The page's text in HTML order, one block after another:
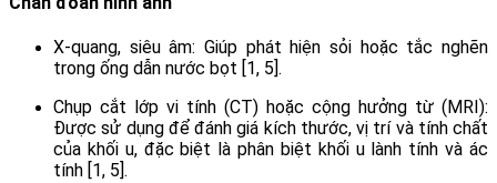
X-quang, siêu âm: Giúp phát hiện sỏi hoặc tắc nghẽn
trong ống dẫn nước bọt [1, 5].
Chụp cắt lớp vi tính (CT) hoặc cộng hưởng từ (MRI):
Được sử dụng để đánh giá kích thước, vị trí và tính chất
của khối u, đặc biệt là phân biệt khối u lành tính và ác
tính [1, 5].